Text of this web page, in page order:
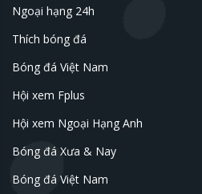
Ngoại hạng 24h
Thích bóng đá
Bóng đá Việt Nam
Hội xem Fplus
Hội xem Ngoại Hạng Anh
Bóng đá Xưa & Nay
Bóng đá Việt Nam